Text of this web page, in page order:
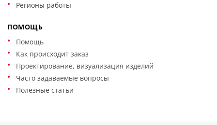
Регионы работы
ПОМОЩЬ
Помощь
Как происходит заказ
Проектирование, визуализация изделий
Часто задаваемые вопросы
Полезные статьи